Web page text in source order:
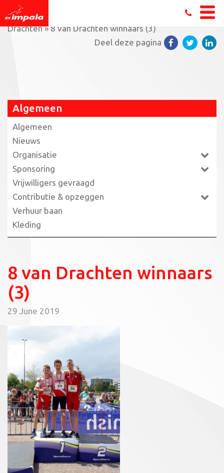
Home»Goede prestaties jeugd tijdens de 8 van
Drachten» 8 van Drachten winnaars (3)
Deel deze pagina
Algemeen
Algemeen
Nieuws
Organisatie
Sponsoring
Vrijwilligers gevraagd
Contributie & opzeggen
Verhuur baan
Kleding
8 van Drachten winnaars
(3)
29 June 2019